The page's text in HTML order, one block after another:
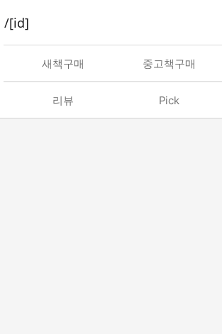
[id]
새책구매 중고책구매
리뷰 Pick